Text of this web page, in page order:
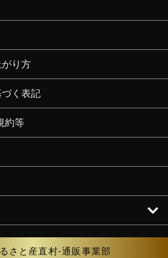
り方
く表記
約等
ンキング１位
さと産直村-通販事業部